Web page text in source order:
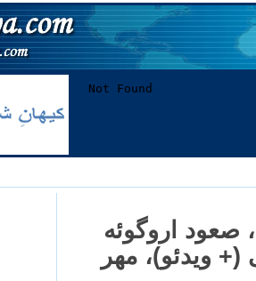
اروگوئه
ویدئو)، مهر